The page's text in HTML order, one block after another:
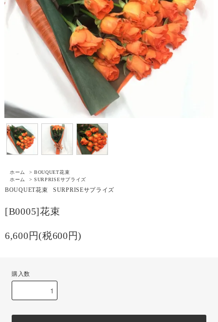
ホーム > BOUQUET花束
ホーム
> SURPRISEサプライズ
BOUQUET花束 SURPRISEサプライズ
[B0005]花束
6,600円(税600円)
購入数